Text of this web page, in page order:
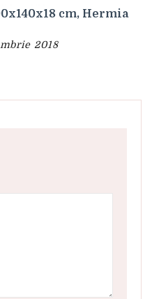
cm, Hermia
2018